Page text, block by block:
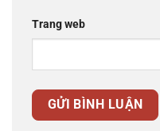
Trang web